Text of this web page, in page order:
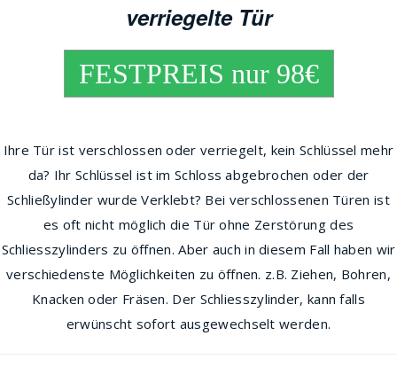
verriegelte Tür
FESTPREIS nur 98€
Ihre Tür ist verschlossen oder verriegelt, kein Schlüssel mehr
da? Ihr Schlüssel ist im Schloss abgebrochen oder der
Schließylinder wurde Verklebt? Bei verschlossenen Türen ist
es oft nicht möglich die Tür ohne Zerstörung des
Schliesszylinders zu öffnen. Aber auch in diesem Fall haben wir
verschiedenste Möglichkeiten zu öffnen. z.B. Ziehen, Bohren,
Knacken oder Fräsen. Der Schliesszylinder, kann falls
erwünscht sofort ausgewechselt werden.